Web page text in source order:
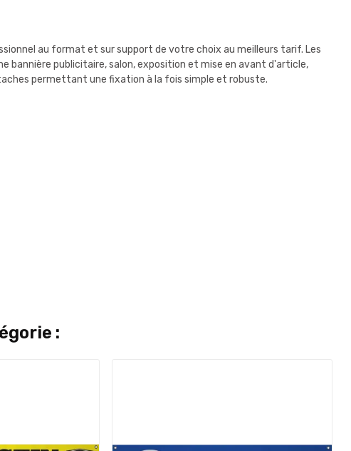
au format et sur support de votre choix au meilleurs tarif. Les
bannière publicitaire, salon, exposition et mise en avant d'article,
permettant une fixation à la fois simple et robuste.
: